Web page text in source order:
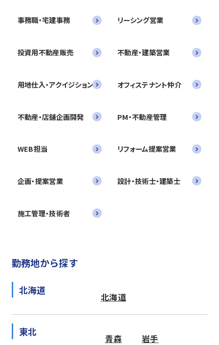
事務職・宅建事務 リーシング営業
投資用不動産販売 不動産・建築営業
用地仕入・アクイジション オフィステナント仲介
不動産・店舗企画開発 PM・不動産管理
WEB担当 リフォーム提案営業
企画・提案営業 設計・技術士・建築士
施工管理・技術者
勤務地から探す
北海道
北海道
東北
青森 岩手